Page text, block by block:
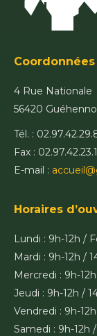
Coordonnées
4 Rue Nationale
56420 Guéhenno
Tél. :
Fax :
E-mail :
Horaires
Lundi : 9h-12h /
Mardi : 9h-12h /
Mercredi : 9h-
Jeudi : 9h-12h /
Vendredi : 9h-
Samedi : 9h-12h